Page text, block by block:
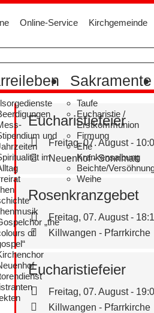
Online-Service Kirchgemeinde
und
im
„the
of
Sakramente
Taufe
Eucharistie /
Erstkommunion
Firmung
Ehe
Krankensalbung
Beichte/
Weihe
Freitag, 07. August -
Neuenhof - Sonnmatt
Eucharistiefeier
Freitag, 07. August -
Killwangen - Pfarrkirche
Rosenkranzgebet
Freitag, 07. August -
Killwangen - Pfarrkirche
Eucharistiefeier